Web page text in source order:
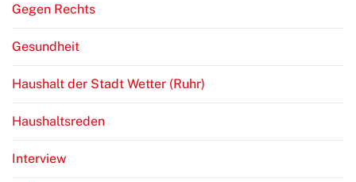
Gegen Rechts
Gesundheit
Haushalt der Stadt Wetter (Ruhr)
Haushaltsreden
Interview